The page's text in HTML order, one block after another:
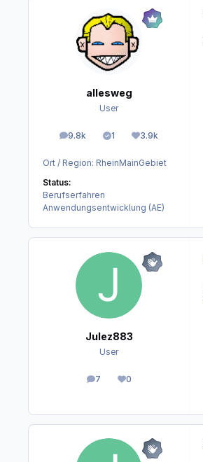
allesweg
User
9.8k
Beiträge 1
Lösungen3.9k
Reputation
Ort / Region: RheinMainGebiet
Status:
Berufserfahren
Anwendungsentwicklung (AE)
Julez883
User
7
Beiträge0
Reputation